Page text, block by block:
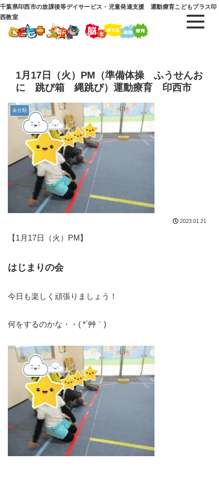
千葉県印西市の放課後等デイサービス・児童発達支援 運動療育こどもプラス印
西教室
1月17日（火）PM（準備体操 ふうせんお
に 跳び箱 縄跳び）運動療育 印西市
未分類
2023.01.21
【1月17日（火）PM】
はじまりの会
今日も楽しく頑張りましょう！
何をするのかな・・( *´艸｀)